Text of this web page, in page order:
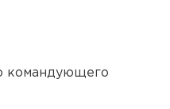
командующего